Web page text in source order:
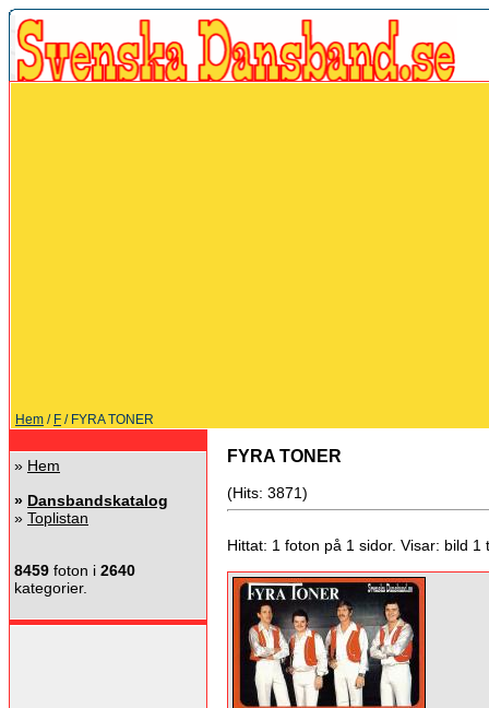
Hem / F / FYRA TONER
» Hem
» Dansbandskatalog
» Toplistan
8459 foton i 2640
kategorier.
FYRA TONER
(Hits: 3871)
Hittat: 1 foton på 1 sidor. Visar: bild 1